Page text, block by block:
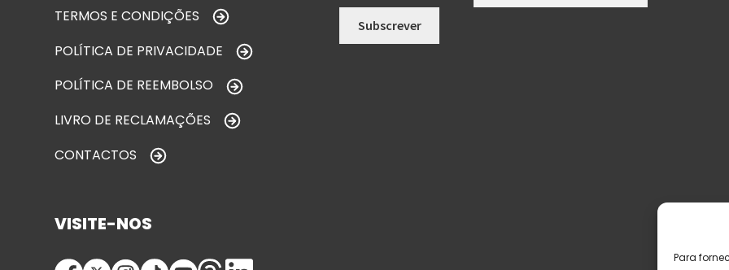
Para
TERMOS E CONDIÇÕES
POLÍTICA DE PRIVACIDADE
POLÍTICA DE REEMBOLSO
LIVRO DE RECLAMAÇÕES
CONTACTOS
VISITE-NOS